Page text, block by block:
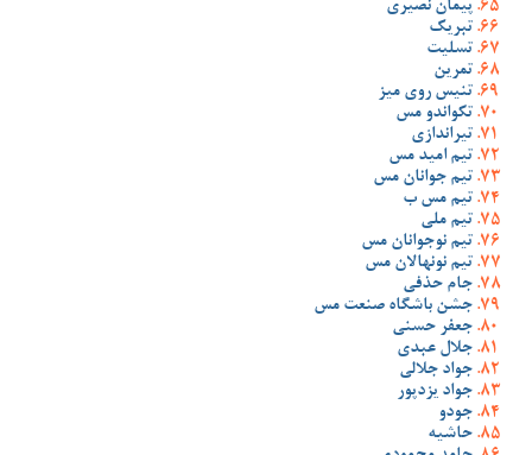
پیمان نصیری
تبریک
تسلیت
تمرین
تنیس روی میز
تکواندو مس
تیراندازی
تیم امید مس
تیم جوانان مس
تیم مس ب
تیم ملی
تیم نوجوانان مس
تیم نونهالان مس
جام حذفی
جشن باشگاه صنعت مس
جعفر حسنی
جلال عبدی
جواد جلالی
جواد یزدپور
جودو
حاشیه